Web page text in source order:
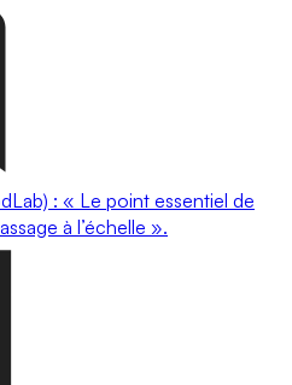
: « Le point essentiel de
à l’échelle ».